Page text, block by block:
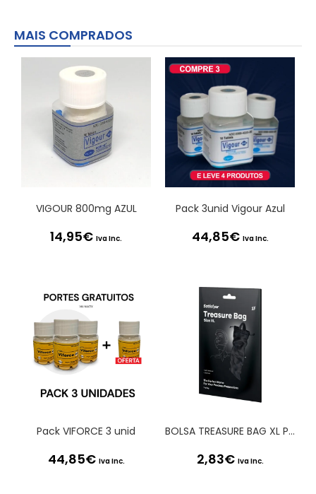
MAIS COMPRADOS
VIGOUR 800mg AZUL
14,95€ Iva Inc.
Pack 3unid Vigour Azul
44,85€ Iva Inc.
Pack VIFORCE 3 unid
44,85€ Iva Inc.
BOLSA TREASURE BAG XL PRETA SATISFYER
2,83€ Iva Inc.